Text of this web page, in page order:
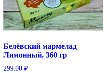
Белёвский мармелад
Лимонный, 360 гр
299.00 ₽